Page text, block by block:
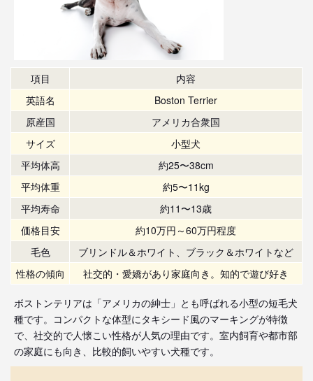
項目
内容
英語名
Boston Terrier
原産国
アメリカ合衆国
サイズ
小型犬
平均体高
約25〜38cm
平均体重
約5〜11kg
平均寿命
約11〜13歳
価格目安
約10万円～60万円程度
毛色
ブリンドル＆ホワイト、ブラック＆ホワイトなど
性格の傾向
社交的・愛嬌があり家庭向き。知的で遊び好き
ボストンテリアは「アメリカの紳士」とも呼ばれる小型の短毛犬
種です。コンパクトな体型にタキシード風のマーキングが特徴
で、社交的で人懐こい性格が人気の理由です。室内飼育や都市部
の家庭にも向き、比較的飼いやすい犬種です。